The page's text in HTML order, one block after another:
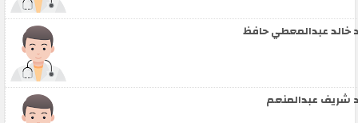
خالد عبدالمعطي حافظ
شريف عبدالمنعم